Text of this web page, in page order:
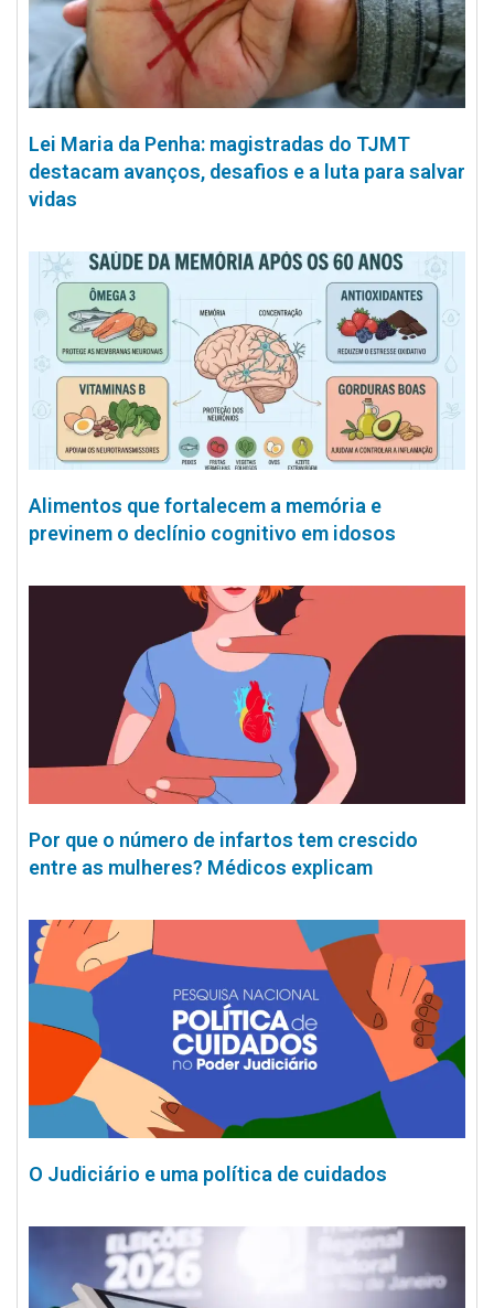
Lei Maria da Penha: magistradas do TJMT
destacam avanços, desafios e a luta para salvar
vidas
Alimentos que fortalecem a memória e
previnem o declínio cognitivo em idosos
Por que o número de infartos tem crescido
entre as mulheres? Médicos explicam
O Judiciário e uma política de cuidados